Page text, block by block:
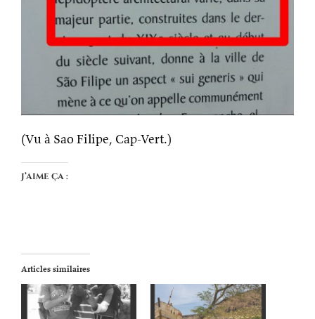
(Vu à Sao Filipe, Cap-Vert.)
J’aime ça :
Articles similaires